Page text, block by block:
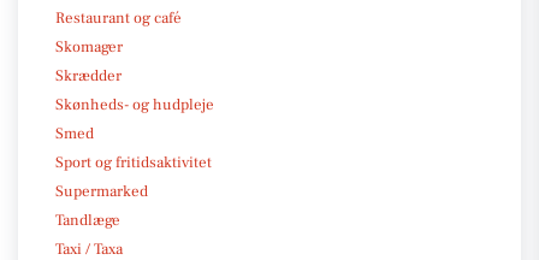
Restaurant og café
Skomager
Skrædder
Skønheds- og hudpleje
Smed
Sport og fritidsaktivitet
Supermarked
Tandlæge
Taxi / Taxa